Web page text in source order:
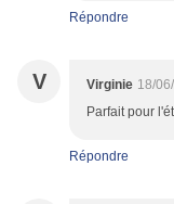
Répondre
V Virginie 18/
Parfait pour
Répondre